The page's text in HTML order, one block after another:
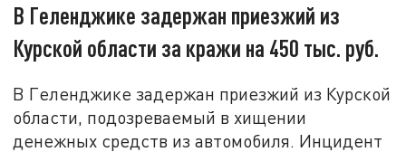
В Геленджике задержан приезжий из
Курской области за кражи на 450 тыс. руб.
В Геленджике задержан приезжий из Курской
области, подозреваемый в хищении
денежных средств из автомобиля. Инцидент